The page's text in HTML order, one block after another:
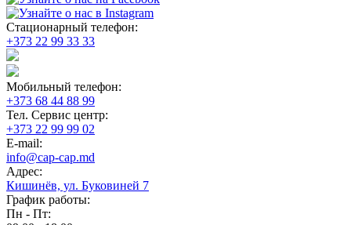
Стационарный телефон:
+373 22 99 33 33
Мобильный телефон:
+373 68 44 88 99
Тел. Сервис центр:
+373 22 99 99 02
E-mail:
info@cap-cap.md
Адрес:
Кишинёв, ул. Буковиней 7
График работы:
Пн - Пт: